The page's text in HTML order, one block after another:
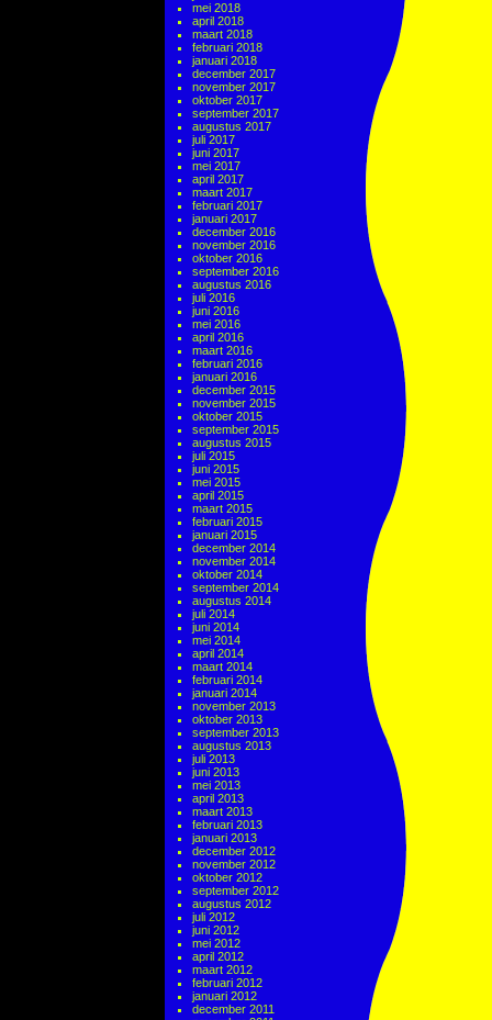
mei 2018
april 2018
maart 2018
februari 2018
januari 2018
december 2017
november 2017
oktober 2017
september 2017
augustus 2017
juli 2017
juni 2017
mei 2017
april 2017
maart 2017
februari 2017
januari 2017
december 2016
november 2016
oktober 2016
september 2016
augustus 2016
juli 2016
juni 2016
mei 2016
april 2016
maart 2016
februari 2016
januari 2016
december 2015
november 2015
oktober 2015
september 2015
augustus 2015
juli 2015
juni 2015
mei 2015
april 2015
maart 2015
februari 2015
januari 2015
december 2014
november 2014
oktober 2014
september 2014
augustus 2014
juli 2014
juni 2014
mei 2014
april 2014
maart 2014
februari 2014
januari 2014
november 2013
oktober 2013
september 2013
augustus 2013
juli 2013
juni 2013
mei 2013
april 2013
maart 2013
februari 2013
januari 2013
december 2012
november 2012
oktober 2012
september 2012
augustus 2012
juli 2012
juni 2012
mei 2012
april 2012
maart 2012
februari 2012
januari 2012
december 2011